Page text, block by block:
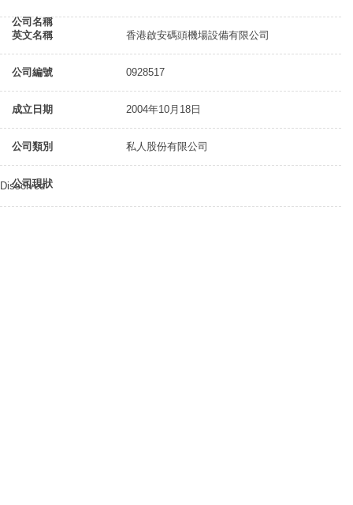
公司名稱
英文名稱
香港啟安碼頭機場設備有限公司
公司編號 0928517
成立日期 2004年10月18日
公司類別 私人股份有限公司
公司現狀
Dissolved